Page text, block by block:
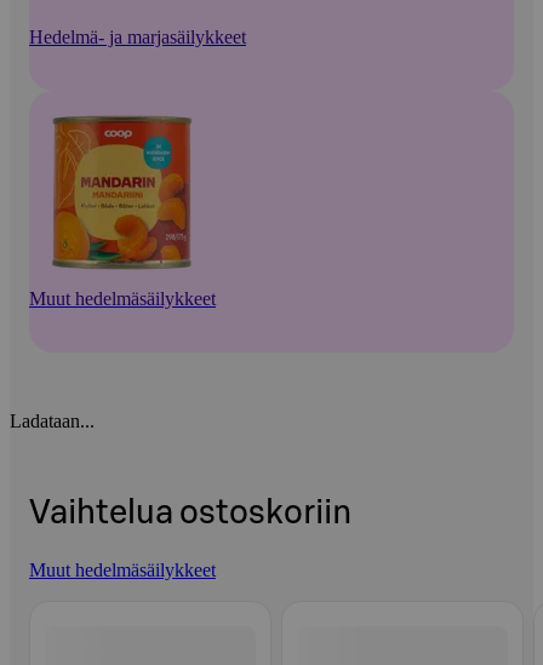
Hedelmä- ja marjasäilykkeet
Muut hedelmäsäilykkeet
Ladataan...
Vaihtelua ostoskoriin
Muut hedelmäsäilykkeet